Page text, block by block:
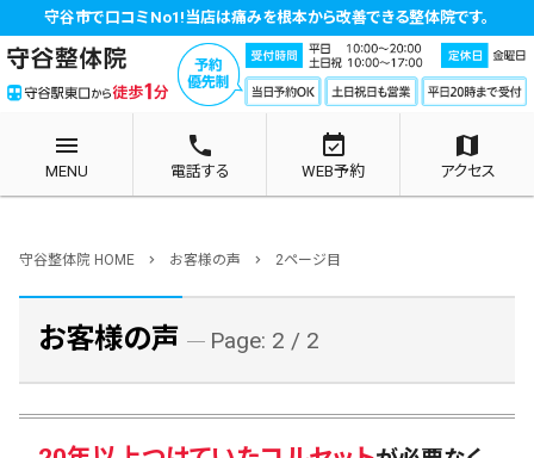
守谷市で口コミNo1!当店は痛みを根本から改善できる整体院です。
menu
MENU
phone
電話する
event_available
WEB予約
map
アクセス
守谷整体院 HOME chevron_right お客様の声 chevron_right 2ページ目
お客様の声 Page: 2 / 2